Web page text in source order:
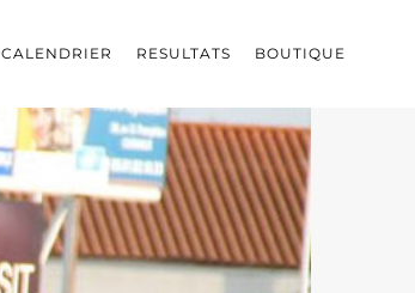
CALENDRIER RESULTATS BOUTIQUE